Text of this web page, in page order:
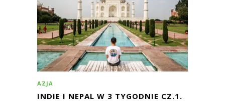
AZJA
INDIE I NEPAL W 3 TYGODNIE CZ.1.